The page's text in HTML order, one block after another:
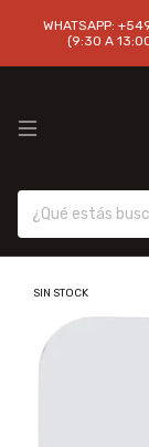
WHATSAPP:
(9:30 A
SIN STOCK